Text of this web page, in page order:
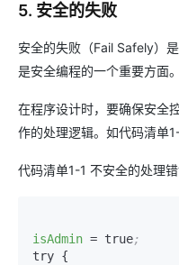
5. 安全的失败
安全的失败（Fail Safely）
是安全编程的一个重要方面。
在程序设计时，要确保安全
作的处理逻辑。如代码清单1-
代码清单1-1 不安全的处理
isAdmin = true;
try {